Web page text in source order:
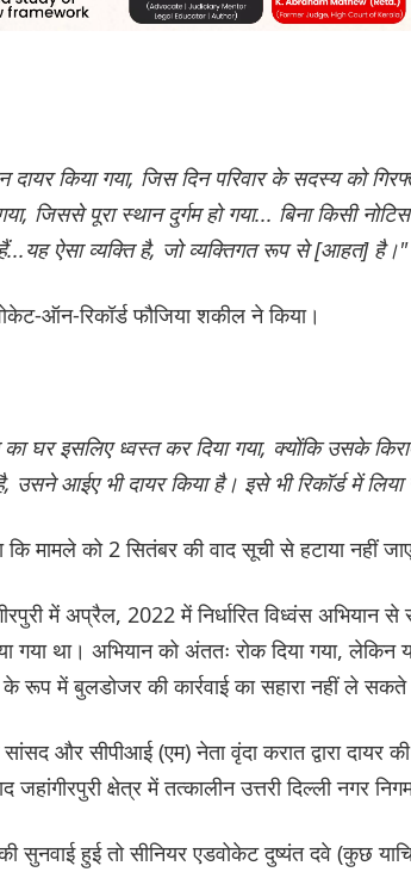
किया गया, जिस दिन परिवार के सदस्य को
जिससे पूरा स्थान दुर्गम हो गया... बिना किसी
ऐसा व्यक्ति है, जो व्यक्तिगत रूप से [आहत] है।"
ऑन-रिकॉर्ड फौजिया शकील ने किया।
घर इसलिए ध्वस्त कर दिया गया, क्योंकि उसके
उसने आईए भी दायर किया है। इसे भी रिकॉर्ड में
कि मामले को 2 सितंबर की वाद सूची से हटाया नहीं
में अप्रैल, 2022 में निर्धारित विध्वंस अभियान
गया था। अभियान को अंततः रोक दिया गया, लेकिन
के रूप में बुलडोजर की कार्रवाई का सहारा नहीं ले
सांसद और सीपीआई (एम) नेता वृंदा करात द्वारा
जहांगीरपुरी क्षेत्र में तत्कालीन उत्तरी दिल्ली नगर
सुनवाई हुई तो सीनियर एडवोकेट दुष्यंत दवे (कुछ